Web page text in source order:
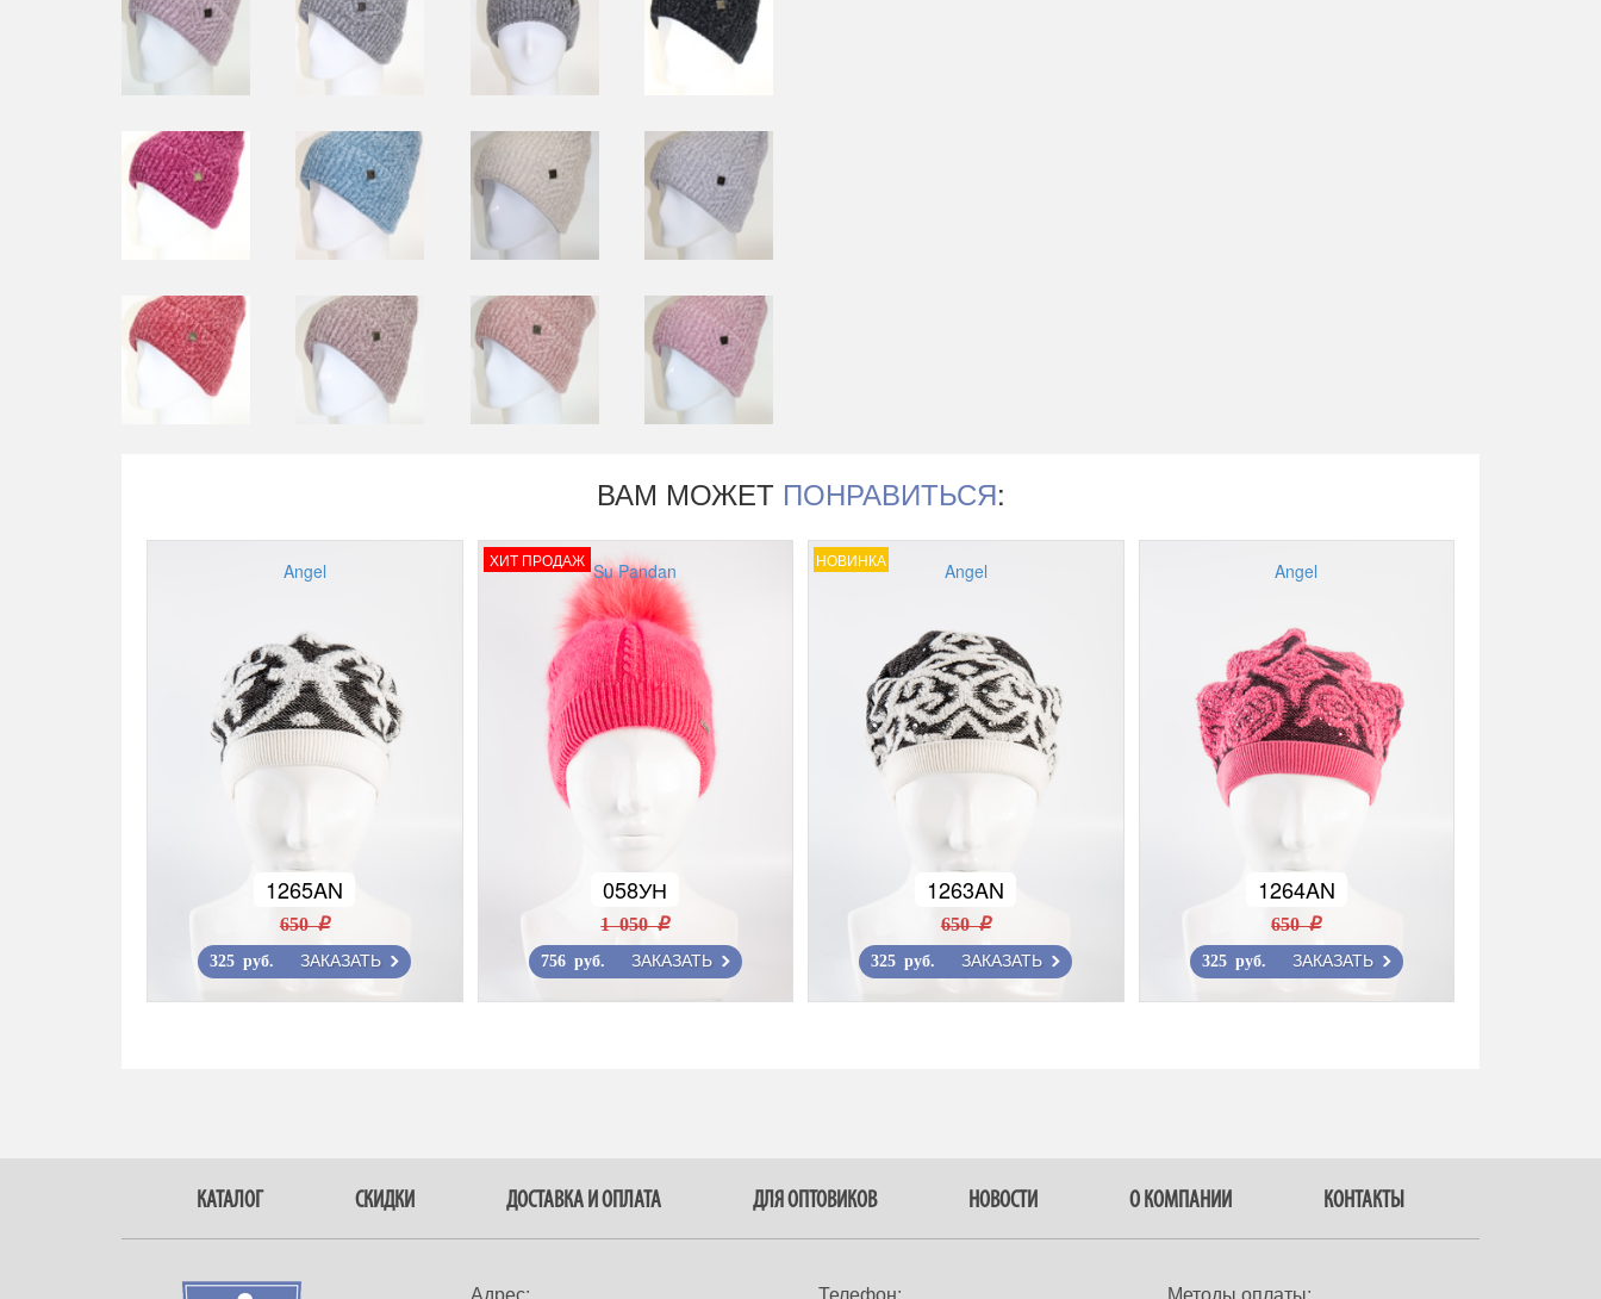
ВАМ МОЖЕТ ПОНРАВИТЬСЯ:
Angel
1265AN
650 r
325 руб. ЗАКАЗАТЬ
ХИТ ПРОДАЖ Su Pandan
058УН
1 050 r
756 руб. ЗАКАЗАТЬ
НОВИНКА Angel
1263AN
650 r
325 руб. ЗАКАЗАТЬ
Angel
1264AN
650 r
325 руб. ЗАКАЗАТЬ
КАТАЛОГ СКИДКИ ДОСТАВКА И ОПЛАТА ДЛЯ ОПТОВИКОВ НОВОСТИ О КОМПАНИИ КОНТАКТЫ